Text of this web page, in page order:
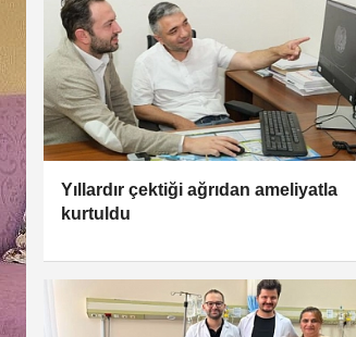
Yıllardır çektiği ağrıdan ameliyatla
kurtuldu